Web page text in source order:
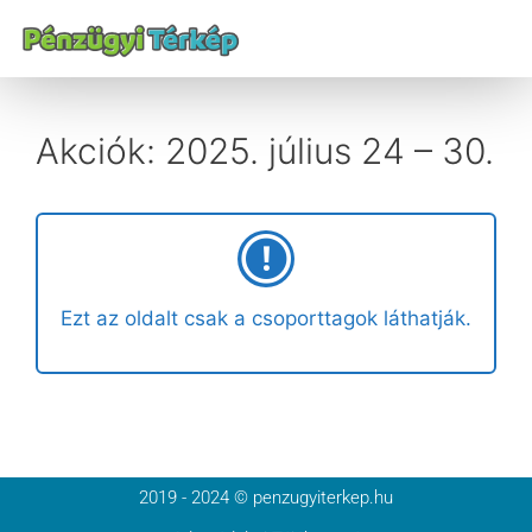
Akciók: 2025. július 24 – 30.
Ezt az oldalt csak a csoporttagok láthatják.
2019 - 2024 © penzugyiterkep.hu